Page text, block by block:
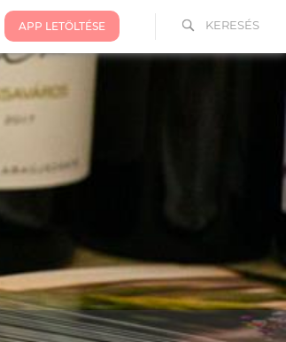
KERESÉS
APP LETÖLTÉSE